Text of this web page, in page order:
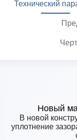
Технический
Новый
В новой
уплотнение